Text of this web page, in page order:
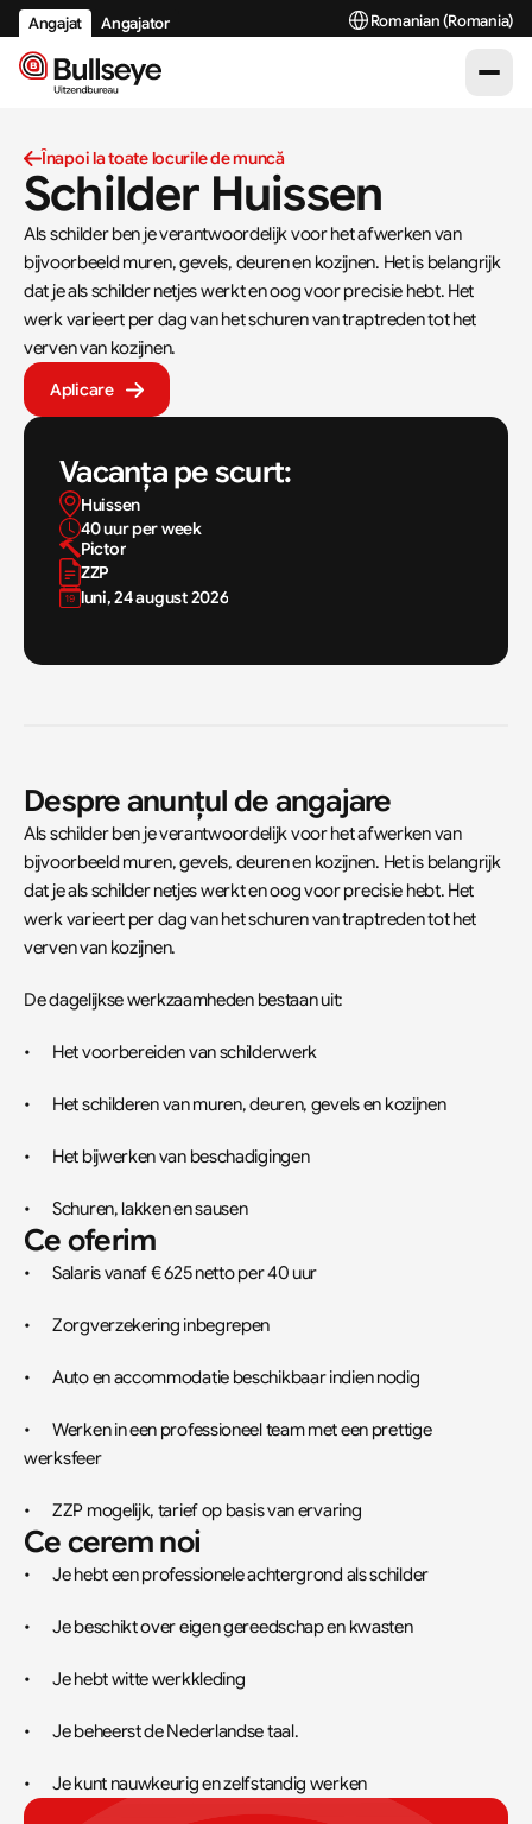
Înapoi la toate locurile de muncă
Schilder Huissen
Als schilder ben je verantwoordelijk voor het afwerken van
bijvoorbeeld muren, gevels, deuren en kozijnen. Het is belangrijk
dat je als schilder netjes werkt en oog voor precisie hebt. Het
werk varieert per dag van het schuren van traptreden tot het
verven van kozijnen.
Aplicare
Vacanța pe scurt:
Huissen
40 uur per week
Pictor
ZZP
luni, 24 august 2026
Despre anunțul de angajare
Als schilder ben je verantwoordelijk voor het afwerken van
bijvoorbeeld muren, gevels, deuren en kozijnen. Het is belangrijk
dat je als schilder netjes werkt en oog voor precisie hebt. Het
werk varieert per dag van het schuren van traptreden tot het
verven van kozijnen.
De dagelijkse werkzaamheden bestaan uit:
•	Het voorbereiden van schilderwerk
•	Het schilderen van muren, deuren, gevels en kozijnen
•	Het bijwerken van beschadigingen
•	Schuren, lakken en sausen
Ce oferim
•	Salaris vanaf € 625 netto per 40 uur
•	Zorgverzekering inbegrepen
•	Auto en accommodatie beschikbaar indien nodig
•	Werken in een professioneel team met een prettige
werksfeer
•	ZZP mogelijk, tarief op basis van ervaring
Ce cerem noi
•	Je hebt een professionele achtergrond als schilder
•	Je beschikt over eigen gereedschap en kwasten
•	Je hebt witte werkkleding
•	Je beheerst de Nederlandse taal.
•	Je kunt nauwkeurig en zelfstandig werken
Angajat Angajator Select Language
Romanian (Romania)